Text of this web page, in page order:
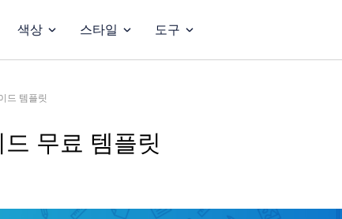
색상 스타일 도구
드 템플릿
무료 템플릿